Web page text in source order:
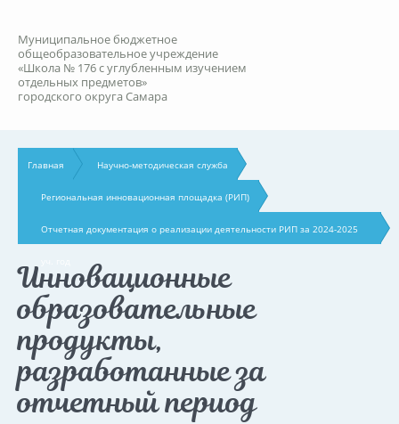
Муниципальное бюджетное
общеобразовательное учреждение
«Школа № 176 с углубленным изучением
отдельных предметов»
городского округа Самара
Главная Научно-методическая служба
Региональная инновационная площадка (РИП)
Отчетная документация о реализации деятельности РИП за 2024-2025
Инновационные
образовательные
продукты,
разработанные за
отчетный период